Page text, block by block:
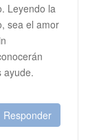
Leyendo la
sea el amor
ayude.
Responder